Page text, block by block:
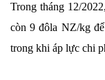
Trong tháng 12/
còn 9 đôla NZ/kg
trong khi áp lực chi